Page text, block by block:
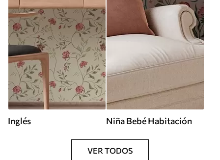
Inglés Niña Bebé Habitación
VER TODOS